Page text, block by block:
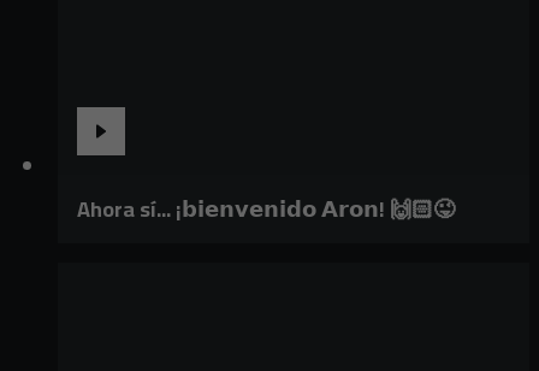
Ahora sí... ¡𝗯𝗶𝗲𝗻𝘃𝗲𝗻𝗶𝗱𝗼 𝗔𝗿𝗼𝗻! 🙌🏻😜